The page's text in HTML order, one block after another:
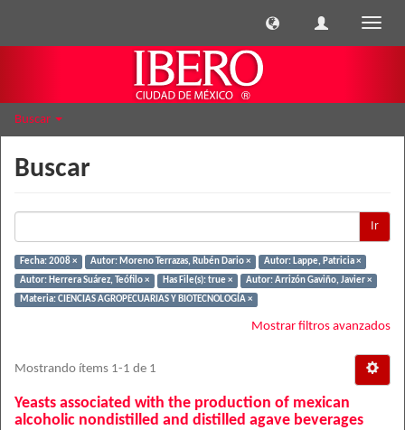
Buscar
Buscar
Ir
Fecha: 2008 × Autor: Moreno Terrazas, Rubén Dario ×
Autor: Lappe, Patricia ×
Autor: Herrera Suárez, Teófilo ×
Has File(s): true ×
Autor: Arrizón Gaviño, Javier ×
Materia: CIENCIAS AGROPECUARIAS Y BIOTECNOLOGÍA ×
Mostrar filtros avanzados
Mostrando ítems 1-1 de 1
Yeasts associated with the production of mexican
alcoholic nondistilled and distilled agave beverages